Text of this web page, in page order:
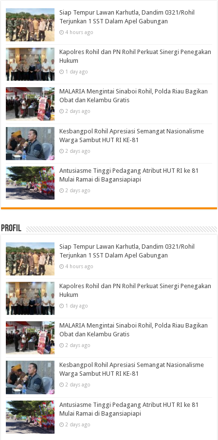
Siap Tempur Lawan Karhutla, Dandim 0321/Rohil
Terjunkan 1 SST Dalam Apel Gabungan
4 hours ago
Kapolres Rohil dan PN Rohil Perkuat Sinergi Penegakan
Hukum
1 day ago
MALARIA Mengintai Sinaboi Rohil, Polda Riau Bagikan
Obat dan Kelambu Gratis
2 days ago
Kesbangpol Rohil Apresiasi Semangat Nasionalisme
Warga Sambut HUT RI KE-81
2 days ago
Antusiasme Tinggi Pedagang Atribut HUT RI ke 81
Mulai Ramai di Bagansiapiapi
2 days ago
Profil
Siap Tempur Lawan Karhutla, Dandim 0321/Rohil
Terjunkan 1 SST Dalam Apel Gabungan
4 hours ago
Kapolres Rohil dan PN Rohil Perkuat Sinergi Penegakan
Hukum
1 day ago
MALARIA Mengintai Sinaboi Rohil, Polda Riau Bagikan
Obat dan Kelambu Gratis
2 days ago
Kesbangpol Rohil Apresiasi Semangat Nasionalisme
Warga Sambut HUT RI KE-81
2 days ago
Antusiasme Tinggi Pedagang Atribut HUT RI ke 81
Mulai Ramai di Bagansiapiapi
2 days ago